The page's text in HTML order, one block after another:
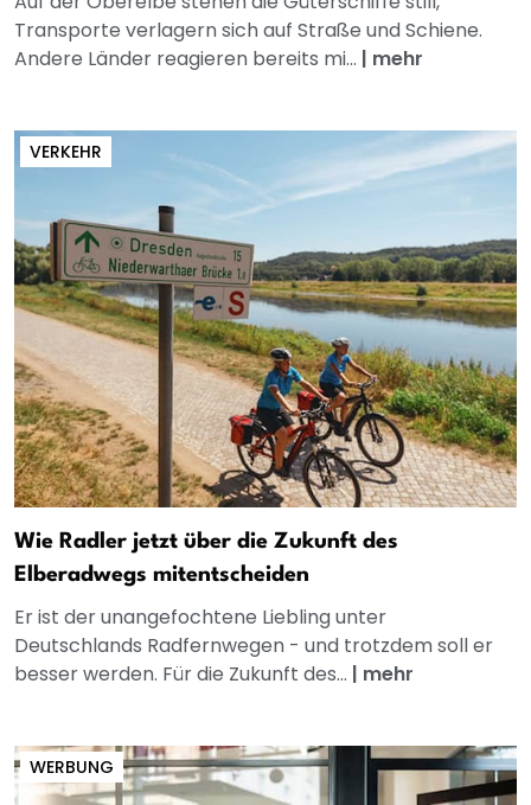
Transporte verlagern sich auf Straße und Schiene.
Andere Länder reagieren bereits mi... | mehr
VERKEHR
Wie Radler jetzt über die Zukunft des
Elberadwegs mitentscheiden
Er ist der unangefochtene Liebling unter
Deutschlands Radfernwegen - und trotzdem soll er
besser werden. Für die Zukunft des... | mehr
WERBUNG